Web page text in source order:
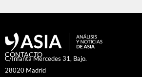
CONTACTO
C/Infanta Mercedes 31, Bajo.
28020 Madrid